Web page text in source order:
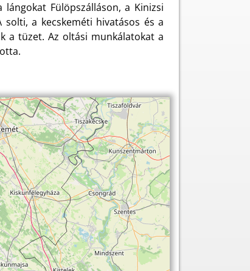
Fülöpszálláson, a Kinizsi
a kecskeméti hivatásos és a
a tüzet. Az oltási munkálatokat a